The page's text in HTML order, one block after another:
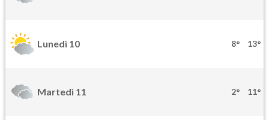
Lunedì 10 8° 13°
Martedì 11 2° 11°